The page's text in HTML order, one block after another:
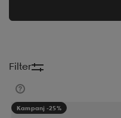
Filter
Kampanj -25%